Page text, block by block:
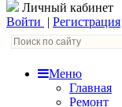
Личный кабинет
Войти | Регистрация
Меню
Главная
Ремонт